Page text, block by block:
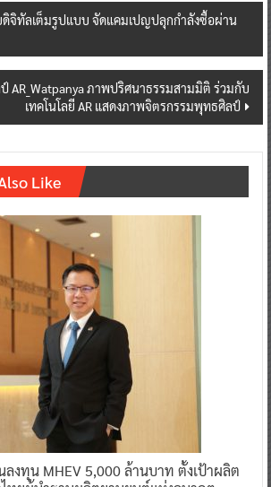
ดิจิทัลเต็มรูปแบบ จัดแคมเปญปลุกกำลังซื้อผ่าน
AR_Watpanya ภาพปริศนาธรรมสามมิติ ร่วมกับ
เทคโนโลยี AR แสดงภาพจิตรกรรมพุทธศิลป์
Like
งทุน MHEV 5,000 ล้านบาท ตั้งเป้าผลิต